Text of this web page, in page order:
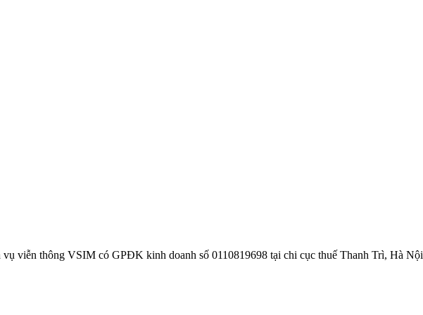
viễn thông VSIM có GPĐK kinh doanh số 0110819698 tại chi cục thuế Thanh Trì, Hà Nội